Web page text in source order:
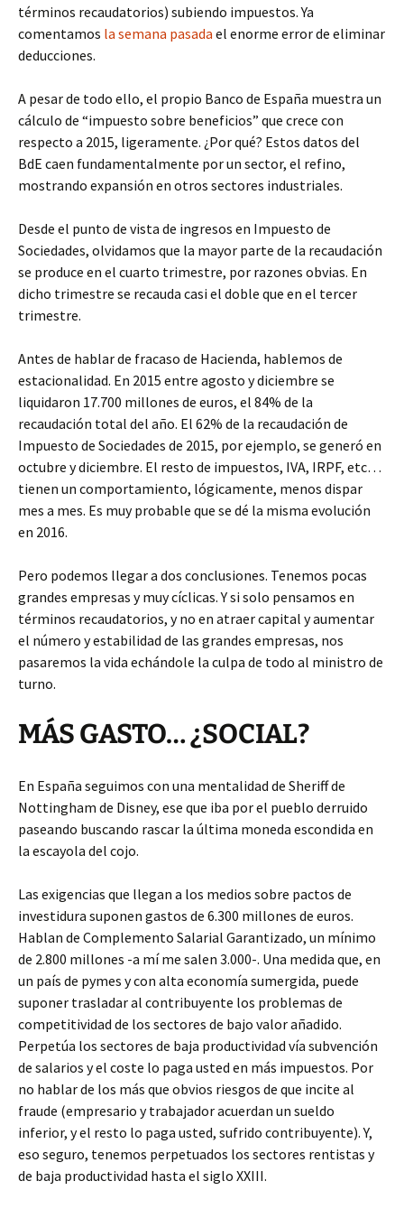
términos recaudatorios) subiendo impuestos. Ya
comentamos la semana pasada el enorme error de eliminar
deducciones.
A pesar de todo ello, el propio Banco de España muestra un
cálculo de “impuesto sobre beneficios” que crece con
respecto a 2015, ligeramente. ¿Por qué? Estos datos del
BdE caen fundamentalmente por un sector, el refino,
mostrando expansión en otros sectores industriales.
Desde el punto de vista de ingresos en Impuesto de
Sociedades, olvidamos que la mayor parte de la recaudación
se produce en el cuarto trimestre, por razones obvias. En
dicho trimestre se recauda casi el doble que en el tercer
trimestre.
Antes de hablar de fracaso de Hacienda, hablemos de
estacionalidad. En 2015 entre agosto y diciembre se
liquidaron 17.700 millones de euros, el 84% de la
recaudación total del año. El 62% de la recaudación de
Impuesto de Sociedades de 2015, por ejemplo, se generó en
octubre y diciembre. El resto de impuestos, IVA, IRPF, etc…
tienen un comportamiento, lógicamente, menos dispar
mes a mes. Es muy probable que se dé la misma evolución
en 2016.
Pero podemos llegar a dos conclusiones. Tenemos pocas
grandes empresas y muy cíclicas. Y si solo pensamos en
términos recaudatorios, y no en atraer capital y aumentar
el número y estabilidad de las grandes empresas, nos
pasaremos la vida echándole la culpa de todo al ministro de
turno.
MÁS GASTO… ¿SOCIAL?
En España seguimos con una mentalidad de Sheriff de
Nottingham de Disney, ese que iba por el pueblo derruido
paseando buscando rascar la última moneda escondida en
la escayola del cojo.
Las exigencias que llegan a los medios sobre pactos de
investidura suponen gastos de 6.300 millones de euros.
Hablan de Complemento Salarial Garantizado, un mínimo
de 2.800 millones -a mí me salen 3.000-. Una medida que, en
un país de pymes y con alta economía sumergida, puede
suponer trasladar al contribuyente los problemas de
competitividad de los sectores de bajo valor añadido.
Perpetúa los sectores de baja productividad vía subvención
de salarios y el coste lo paga usted en más impuestos. Por
no hablar de los más que obvios riesgos de que incite al
fraude (empresario y trabajador acuerdan un sueldo
inferior, y el resto lo paga usted, sufrido contribuyente). Y,
eso seguro, tenemos perpetuados los sectores rentistas y
de baja productividad hasta el siglo XXIII.